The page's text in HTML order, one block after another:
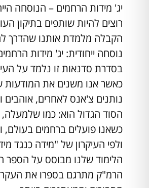
יג' מידות הרחמים – הנוסחה
רוצים להיות שותפים בתיקון
הקבלה מלמדת אותנו שהדרך
נוסחה ייחודית: יג' מידות
בסדרת סדנאות זו נלמד על
כאשר אנו משנים את המודעות
נותנים צ'אנס לאחרים, אוהבים
הסוד הגדול הוא: כמו
כשאנו פועלים ברחמים בעולם,
ולפי העיקרון של "מידה
הלימוד שלנו מבוסס על
הרמ"ק מתרגם בספרו את